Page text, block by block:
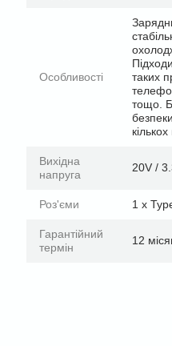
Особливості
таких
тощо.
Вихідна
напруга
20V /
Роз'єми 1 х
Гарантійний
термін
12